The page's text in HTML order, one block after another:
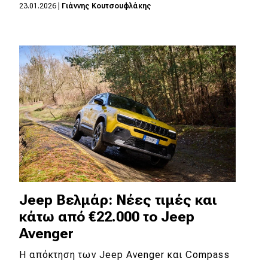
23.01.2026 Γιάννης Κουτσουφλάκης
Jeep Βελμάρ: Νέες τιμές και
κάτω από €22.000 το Jeep
Avenger
Η απόκτηση των Jeep Avenger και Compass